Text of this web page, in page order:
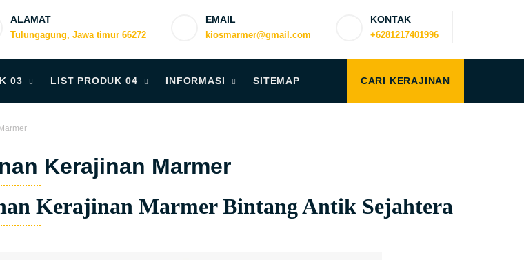
ALAMAT
Tulungagung, Jawa timur 66272
EMAIL
kiosmarmer@gmail.com
KONTAK
+6281217401996
03 LIST PRODUK 04 INFORMASI SITEMAP CARI KERAJINAN
Kerajinan Marmer
Kerajinan Marmer Bintang Antik Sejahtera